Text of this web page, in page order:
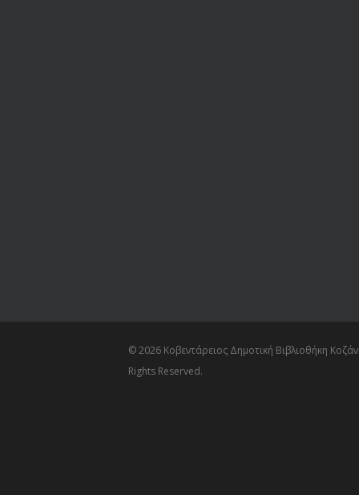
© 2026 Κοβεντάρειος Δημοτική Βιβλιοθήκη
Rights Reserved.